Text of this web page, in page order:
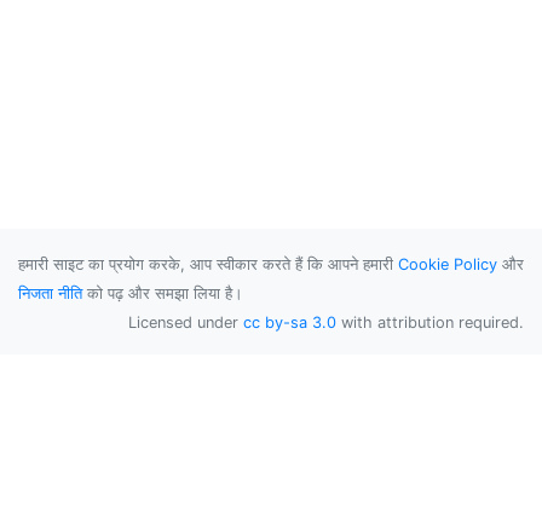
हमारी साइट का प्रयोग करके, आप स्वीकार करते हैं कि आपने हमारी Cookie Policy और
निजता नीतिको पढ़ और समझा लिया है।
Licensed under cc by-sa 3.0 with attribution required.